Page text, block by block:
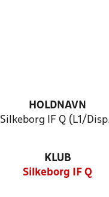
HOLDNAVN
Silkeborg IF Q (L1/
KLUB
Silkeborg IF Q